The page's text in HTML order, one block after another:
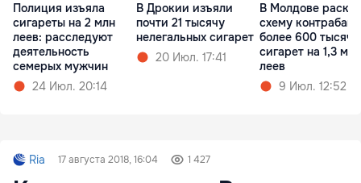
Полиция изъяла
сигареты на 2 млн
леев: расследуют
деятельность
семерых мужчин
24 Июл. 20:14
В Дрокии изъяли
почти 21 тысячу
нелегальных сигарет
20 Июл. 17:41
В Молдове
схему
более 600 тысяч
сигарет на 1,3 млн
леев
9 Июл. 12:52
Ria 17 августа 2018, 16:04 1 427